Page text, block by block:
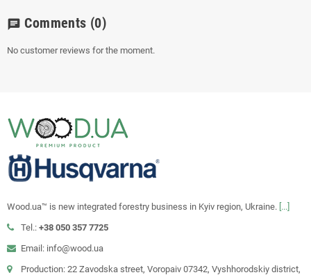
chat Comments (0)
No customer reviews for the moment.
Wood.ua™ is new integrated forestry business in Kyiv region, Ukraine. [...]
Tel.: +38 050 357 7725
Email: info@wood.ua
Production: 22 Zavodska street, Voropaiv 07342, Vyshhorodskiy district,